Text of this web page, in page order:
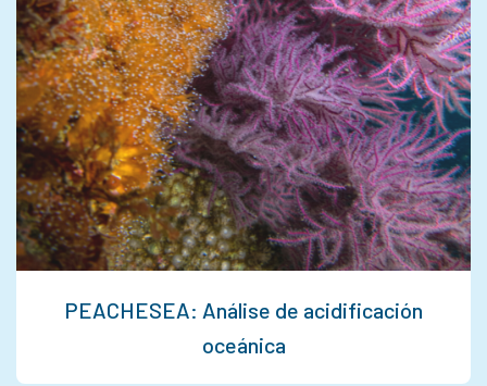
PEACHESEA: Análise de acidificación
oceánica